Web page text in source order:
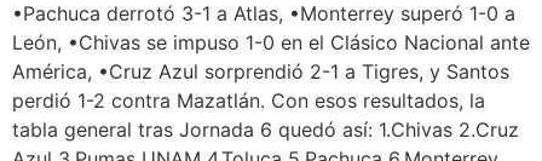
•Pachuca derrotó 3-1 a Atlas, •Monterrey superó 1-0 a
León, •Chivas se impuso 1-0 en el Clásico Nacional ante
América, •Cruz Azul sorprendió 2-1 a Tigres, y Santos
perdió 1-2 contra Mazatlán. Con esos resultados, la
tabla general tras Jornada 6 quedó así: 1.Chivas 2.Cruz